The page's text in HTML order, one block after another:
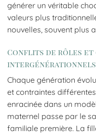
générer un véritable
valeurs plus
nouvelles, souvent plus
Conflits de rôles
intergénérationnels
Chaque génération
et contraintes
enracinée dans un
maternel passe par le
familiale première. La